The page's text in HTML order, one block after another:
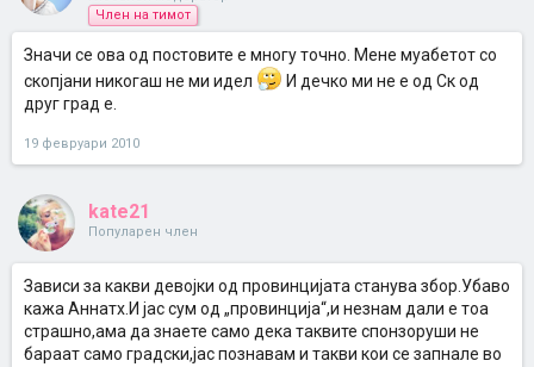
Член на тимот
Значи се ова од постовите е многу точно. Мене муабетот со
скопјани никогаш не ми идел
И дечко ми не е од Ск од
друг град е.
19 февруари 2010
kate21
Популарен член
Зависи за какви девојки од провинцијата станува збор.Убаво
кажа Аннатх.И јас сум од „провинција“,и незнам дали е тоа
страшно,ама да знаете само дека таквите спонзоруши не
бараат само градски,јас познавам и такви кои се запнале во